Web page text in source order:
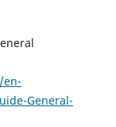
General-